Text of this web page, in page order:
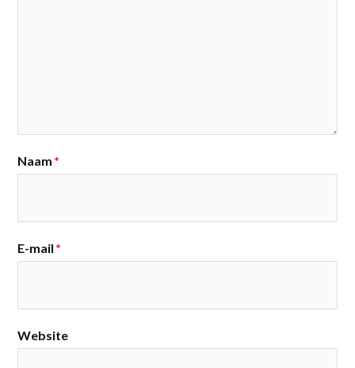
Naam *
E-mail *
Website